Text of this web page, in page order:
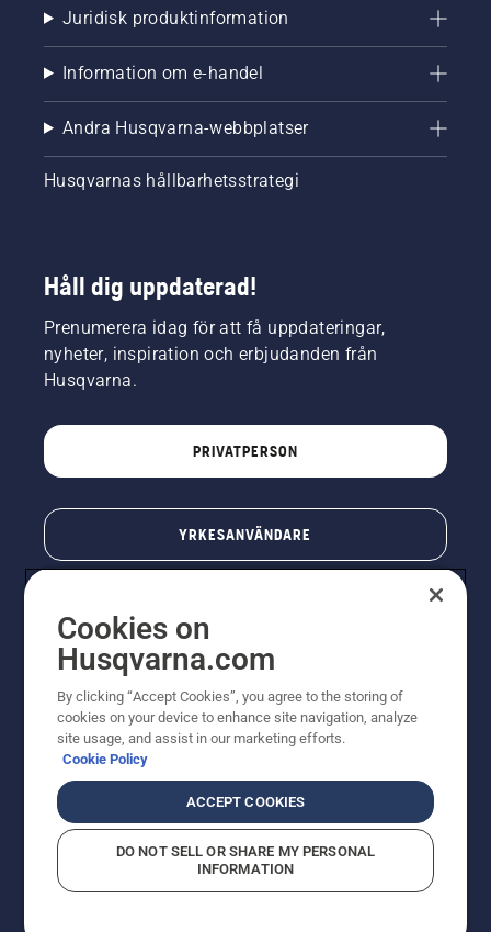
Juridisk produktinformation
Information om e-handel
Andra Husqvarna-webbplatser
Husqvarnas hållbarhetsstrategi
Håll dig uppdaterad!
Prenumerera idag för att få uppdateringar,
nyheter, inspiration och erbjudanden från
Husqvarna.
PRIVATPERSON
YRKESANVÄNDARE
© Husqvarna AB (publ). All rights reserved. Priserna
som visas är rekommenderade cirkapriser. Alla angivna
priser är rekommenderade försäljningspriser (inkl.
moms) om inte produkten är tillgänglig för direkt köp.
CookiepolicyAnvändningsvillkor Sekretessmeddelande
Rapportera misstänkta överträdelser
Cookies on
Husqvarna.com
By clicking “Accept Cookies”, you agree to the storing of
cookies on your device to enhance site navigation, analyze
site usage, and assist in our marketing efforts.
Cookie Policy
ACCEPT COOKIES
DO NOT SELL OR SHARE MY PERSONAL
INFORMATION